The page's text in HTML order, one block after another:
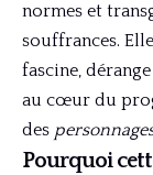
normes et
souffrances.
fascine,
au cœur du
des
Pourquoi